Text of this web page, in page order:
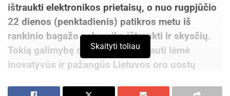
ištraukti elektronikos prietaisų, o nuo rugpjūčio
22 dienos (penktadienis) patikros metu iš
rankinio bagažo nebereiks ištraukti ir skysčių.
Tokią galimybę dar patogiau keliauti lėmė
inovatyvūs ir pažangūs Lietuvos oro uostų
šiuo metu jau veikiančius naujausios saugumo
Skaityti toliau